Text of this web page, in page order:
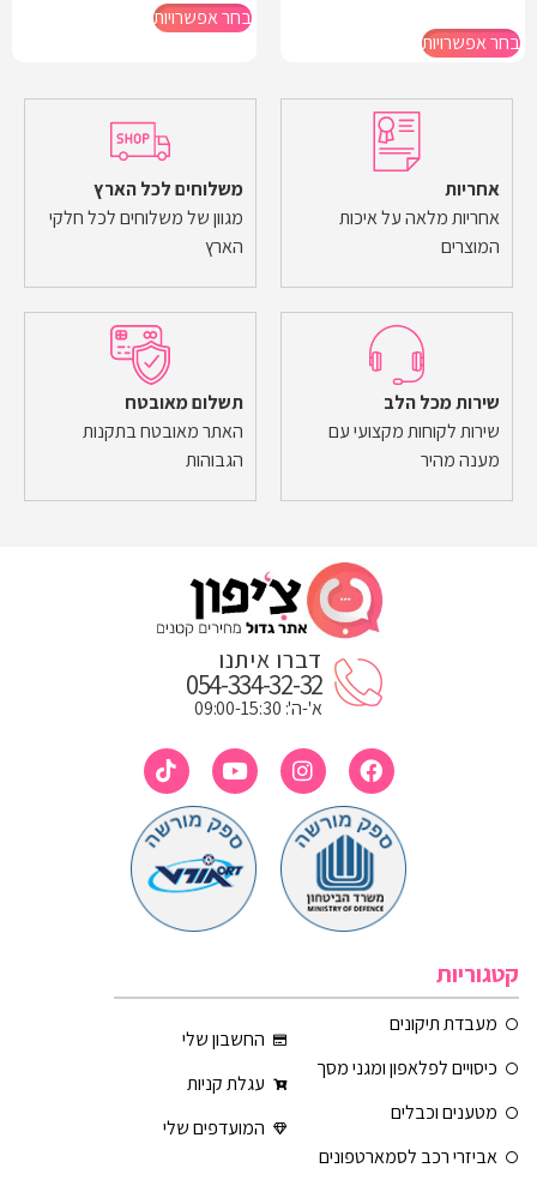
בחר אפשרויות
בחר אפשרויות
אחריות
אחריות מלאה על איכות
המוצרים
משלוחים לכל הארץ
מגוון של משלוחים לכל חלקי
הארץ
שירות מכל הלב
שירות לקוחות מקצועי עם
מענה מהיר
תשלום מאובטח
האתר מאובטח בתקנות
הגבוהות
דברו איתנו
054-334-32-32
א'-ה': 09:00-15:30
קטגוריות
מעבדת תיקונים
כיסויים לפלאפון ומגני מסך
מטענים וכבלים
אביזרי רכב לסמארטפונים
החשבון שלי
עגלת קניות
המועדפים שלי